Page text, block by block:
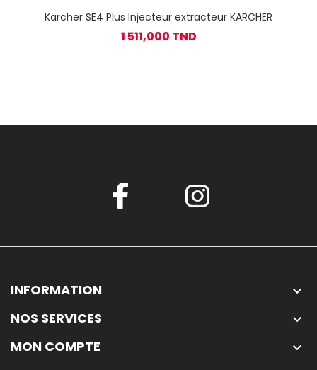
Karcher SE4 Plus Injecteur extracteur KARCHER
1 511,000 TND
INFORMATION 
NOS SERVICES 
MON COMPTE 